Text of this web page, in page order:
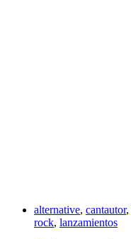
alternative, cantautor,
rock, lanzamientos